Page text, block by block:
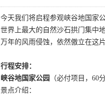
今天我们将启程参观峡谷地国家
世界上最大的自然沙石拱门集中
万年的风雨侵蚀，依然傲立在这
行程安排：
峡谷地国家公园
（必付项目，60
景点介绍：